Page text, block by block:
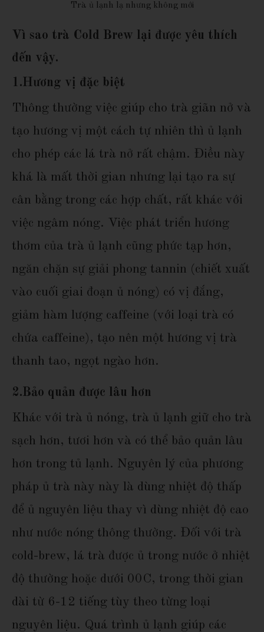
Trà ủ lạnh lạ nhưng không mới
Vì sao trà Cold Brew lại được yêu thích
đến vậy.
1.Hương vị đặc biệt
Thông thường việc giúp cho trà giãn nở và
tạo hương vị một cách tự nhiên thì ủ lạnh
cho phép các lá trà nở rất chậm. Điều này
khá là mất thời gian nhưng lại tạo ra sự
cân bằng trong các hợp chất, rất khác với
việc ngâm nóng. Việc phát triển hương
thơm của trà ủ lạnh cũng phức tạp hơn,
ngăn chặn sự giải phong tannin (chiết xuất
vào cuối giai đoạn ủ nóng) có vị đắng,
giảm hàm lượng caffeine (với loại trà có
chứa caffeine), tạo nên một hương vị trà
thanh tao, ngọt ngào hơn.
2.Bảo quản được lâu hơn
Khác với trà ủ nóng, trà ủ lạnh giữ cho trà
sạch hơn, tươi hơn và có thể bảo quản lâu
hơn trong tủ lạnh. Nguyên lý của phương
pháp ủ trà này này là dùng nhiệt độ thấp
để ủ nguyên liệu thay vì dùng nhiệt độ cao
như nước nóng thông thường. Đối với trà
cold-brew, lá trà được ủ trong nước ở nhiệt
độ thường hoặc dưới 00C, trong thời gian
dài từ 6-12 tiếng tùy theo từng loại
nguyên liệu. Quá trình ủ lạnh giúp các